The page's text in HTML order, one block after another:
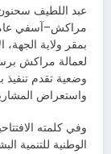
عبد اللطيف
بمقر ولاية الجهة،
وضعية تقدم تنفيذ
واستعراض
وفي كلمته
الوطنية للتنمية